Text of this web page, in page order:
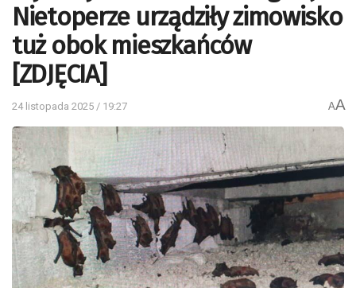
Nietoperze urządziły zimowisko
tuż obok mieszkańców
[ZDJĘCIA]
24 listopada 2025 / 19:27 AA